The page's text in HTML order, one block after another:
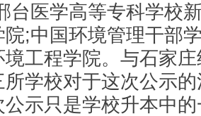
台医学高等专科学校
院;中国环境管理干部
工程学院。与石家
学校对于这次公示
示只是学校升本中